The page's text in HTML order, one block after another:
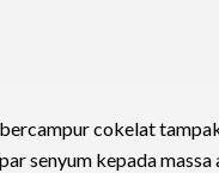
cokelat
senyum kepada